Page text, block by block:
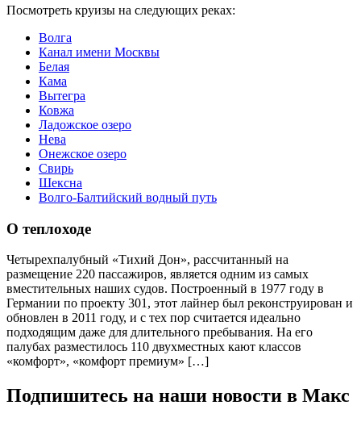
Посмотреть круизы на следующих реках:
Волга
Канал имени Москвы
Белая
Кама
Вытегра
Ковжа
Ладожское озеро
Нева
Онежское озеро
Свирь
Шексна
Волго-Балтийский водный путь
О теплоходе
Четырехпалубный «Тихий Дон», рассчитанный на
размещение 220 пассажиров, является одним из самых
вместительных наших судов. Построенный в 1977 году в
Германии по проекту 301, этот лайнер был реконструирован и
обновлен в 2011 году, и с тех пор считается идеально
подходящим даже для длительного пребывания. На его
палубах разместилось 110 двухместных кают классов
«комфорт», «комфорт премиум» […]
Подпишитесь на наши новости в Макс